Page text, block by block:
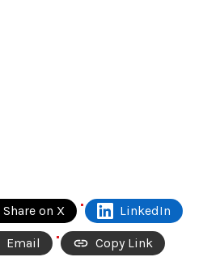
Share on X LinkedIn
Email Copy Link